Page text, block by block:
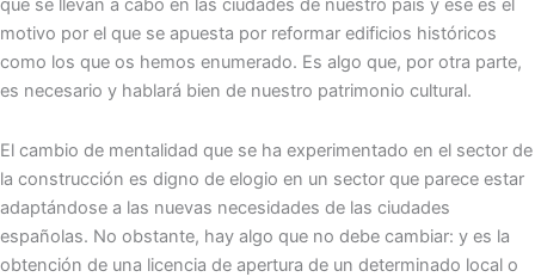
que se llevan a cabo en las ciudades de nuestro país y ese es el
motivo por el que se apuesta por reformar edificios históricos
como los que os hemos enumerado. Es algo que, por otra parte,
es necesario y hablará bien de nuestro patrimonio cultural.
El cambio de mentalidad que se ha experimentado en el sector de
la construcción es digno de elogio en un sector que parece estar
adaptándose a las nuevas necesidades de las ciudades
españolas. No obstante, hay algo que no debe cambiar: y es la
obtención de una licencia de apertura de un determinado local o